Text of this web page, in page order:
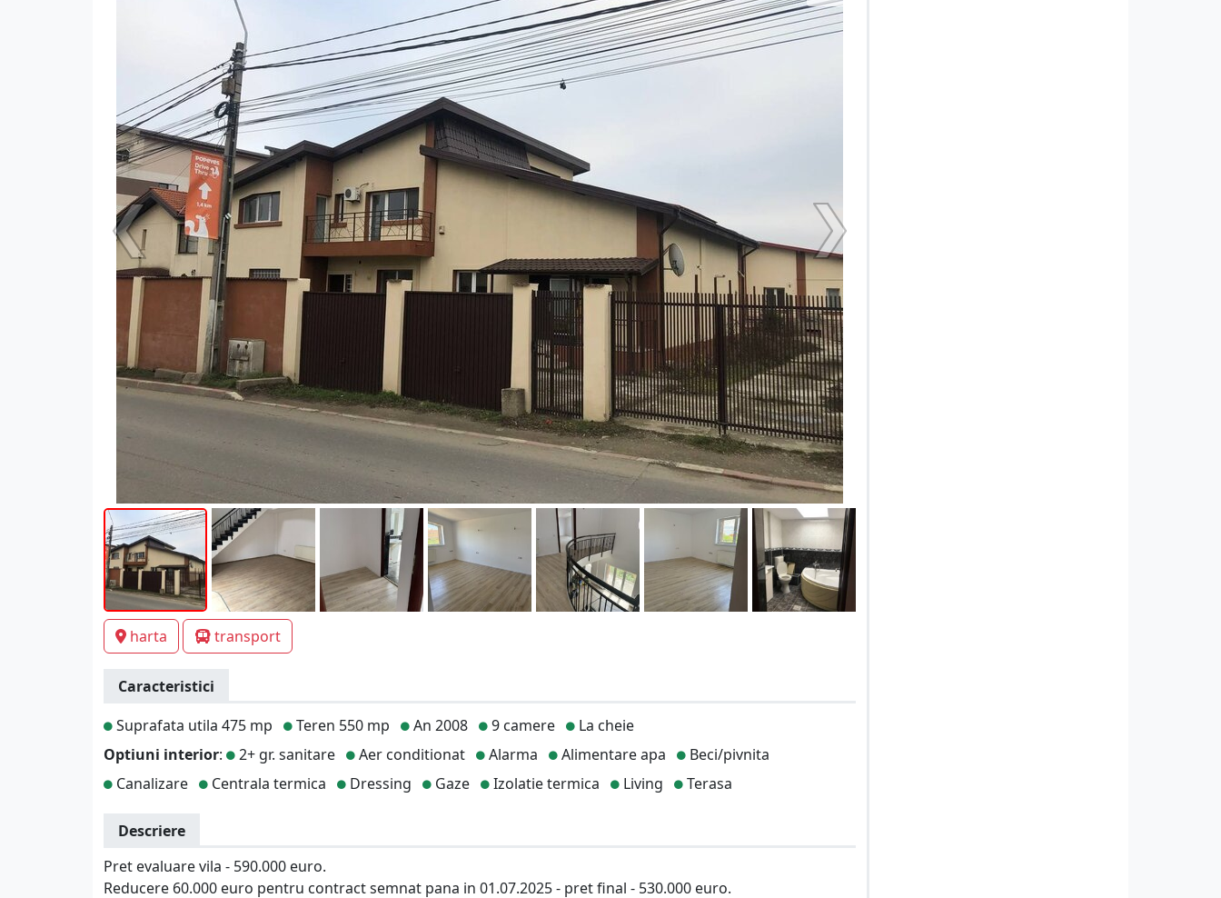
harta transport
Caracteristici
Suprafata utila 475 mp
Teren 550 mp An 2008 9 camere
La cheie
Optiuni interior: 2+ gr. sanitare Aer conditionat Alarma Alimentare apa
Beci/pivnita
Canalizare
Centrala termica Dressing Gaze Izolatie termica Living Terasa
Descriere
Pret evaluare vila - 590.000 euro.
Reducere 60.000 euro pentru contract semnat pana in 01.07.2025 - pret final - 530.000 euro.